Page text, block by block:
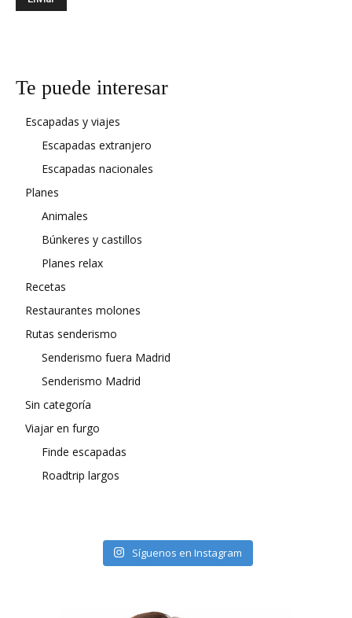
Te puede interesar
Escapadas y viajes
Escapadas extranjero
Escapadas nacionales
Planes
Animales
Búnkeres y castillos
Planes relax
Recetas
Restaurantes molones
Rutas senderismo
Senderismo fuera Madrid
Senderismo Madrid
Sin categoría
Viajar en furgo
Finde escapadas
Roadtrip largos
Síguenos en Instagram